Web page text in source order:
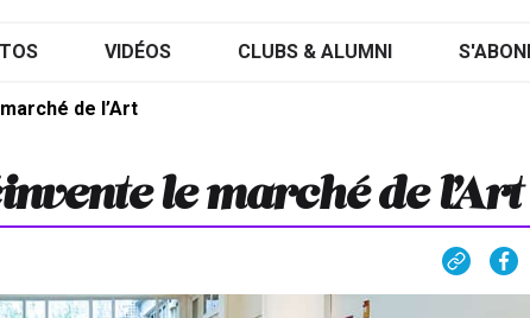
VIDÉOS CLUBS & ALUMNI
de l’Art
le marché de l’Art